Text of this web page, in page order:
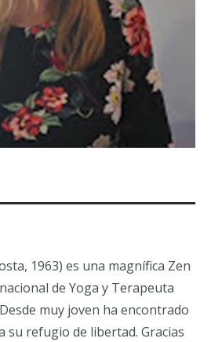
1963) es una magnífica Zen
de Yoga y Terapeuta
muy joven ha encontrado
su refugio de libertad. Gracias